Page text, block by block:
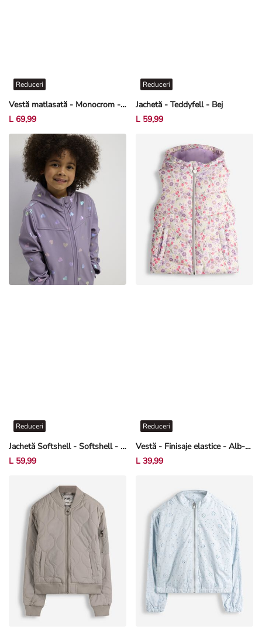
Vestă matlasată - Monocrom - Roz deschis
Reduceri
L 69,99
Jachetă - Teddyfell - Bej
Reduceri
L 59,99
Jachetă Softshell - Softshell - Mov deschis
Reduceri
L 59,99
Vestă - Finisaje elastice - Alb-crem deschis
Reduceri
L 39,99